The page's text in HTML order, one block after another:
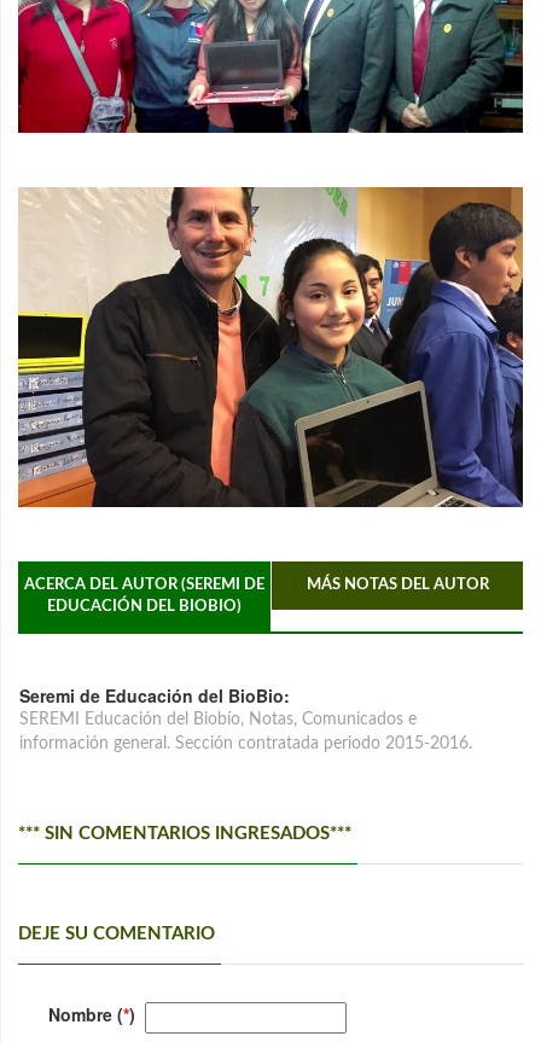
ACERCA DEL AUTOR (SEREMI DE
EDUCACIÓN DEL BIOBIO)
MÁS NOTAS DEL AUTOR
Seremi de Educación del BioBio:
SEREMI Educación del Biobío, Notas, Comunicados e
información general. Sección contratada periodo 2015-2016.
*** SIN COMENTARIOS INGRESADOS***
DEJE SU COMENTARIO
Nombre (*)